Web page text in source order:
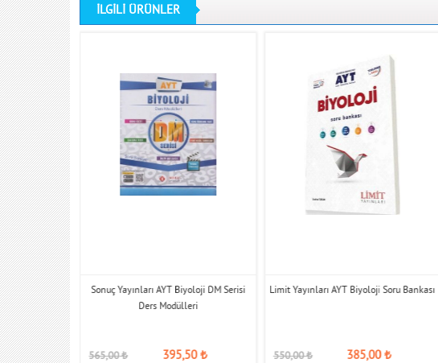
İLGİLİ ÜRÜNLER
Soru Bankası
₺
Sonuç Yayınları AYT Biyoloji DM Serisi
Ders Modülleri
565,00₺ 395,50₺
Limit Yayınları AYT Biyoloji Soru Bankası
550,00₺ 385,00₺